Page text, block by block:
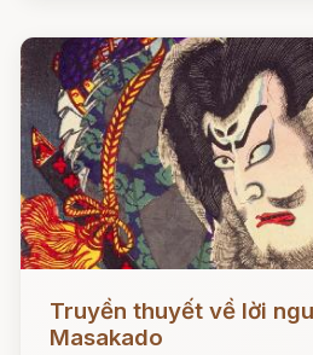
Đọc ngay
Truyền thuyết về lời
Masakado